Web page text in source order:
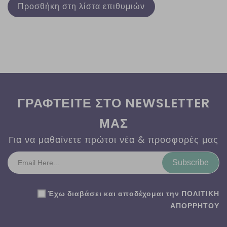
Προσθήκη στη λίστα επιθυμιών
ΓΡΑΦΤΕΙΤΕ ΣΤΟ NEWSLETTER
ΜΑΣ
Για να μαθαίνετε πρώτοι νέα & προσφορές μας
Subscribe
Έχω διαβάσει και αποδέχομαι την ΠΟΛΙΤΙΚΗ
ΑΠΟΡΡΗΤΟΥ